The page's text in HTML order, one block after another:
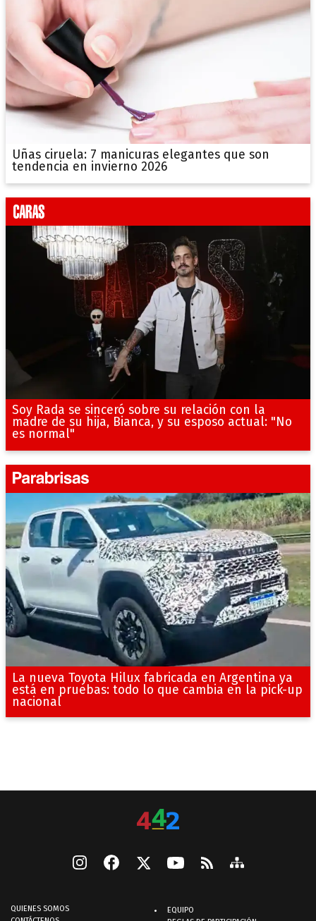
Uñas ciruela: 7 manicuras elegantes que son
tendencia en invierno 2026
Soy Rada se sinceró sobre su relación con la
madre de su hija, Bianca, y su esposo actual: "No
es normal"
La nueva Toyota Hilux fabricada en Argentina ya
está en pruebas: todo lo que cambia en la pick-up
nacional
QUIENES SOMOS
EQUIPO